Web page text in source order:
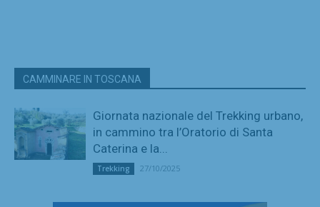
CAMMINARE IN TOSCANA
Giornata nazionale del Trekking urbano,
in cammino tra l’Oratorio di Santa
Caterina e la...
Trekking 27/10/2025